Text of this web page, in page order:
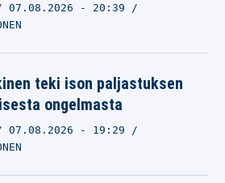
07.08.2026 - 20:39
teki ison paljastuksen
ongelmasta
07.08.2026 - 19:29